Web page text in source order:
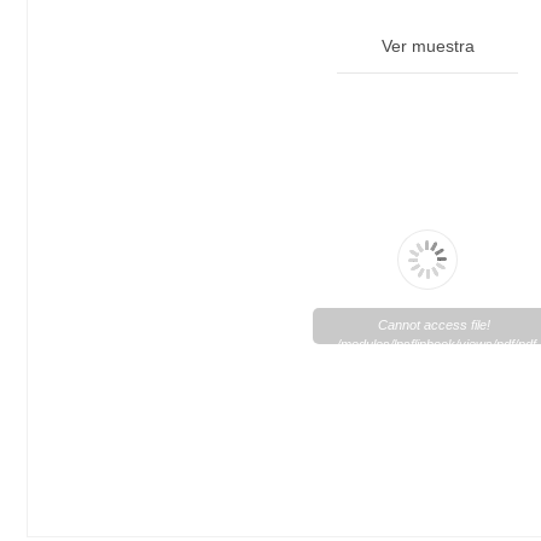
Ver muestra
Cannot access file!
/modules/lpsflipbook/views/pdf/